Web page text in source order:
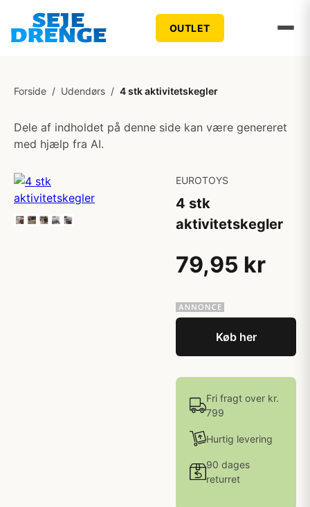
OUTLET
Forside / Udendørs / 4 stk aktivitetskegler
Dele af indholdet på denne side kan være genereret
med hjælp fra AI.
EUROTOYS
4 stk
aktivitetskegler
79,95 kr
Køb her
Fri fragt over kr.
799
Hurtig levering
90 dages
returret